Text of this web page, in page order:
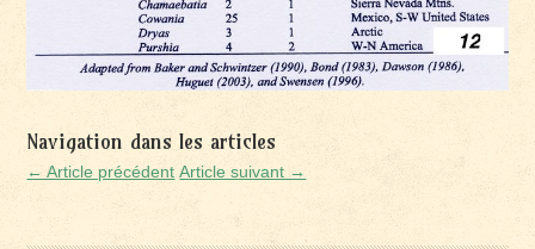
Navigation dans les articles
← Article précédent Article suivant →